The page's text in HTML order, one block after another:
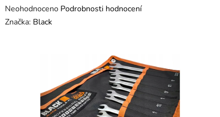
Průměrné
hodnocení
Neohodnoceno Podrobnosti hodnocení
Značka: Black